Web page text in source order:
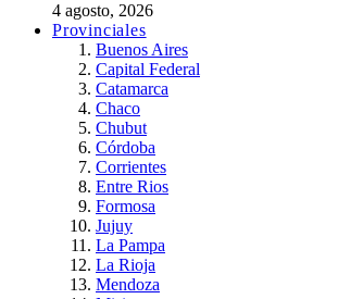
4 agosto, 2026
Provinciales
Buenos Aires
Capital Federal
Catamarca
Chaco
Chubut
Córdoba
Corrientes
Entre Rios
Formosa
Jujuy
La Pampa
La Rioja
Mendoza